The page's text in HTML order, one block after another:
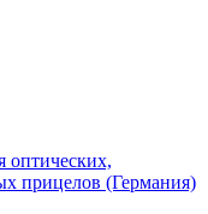
прицелов (Германия)